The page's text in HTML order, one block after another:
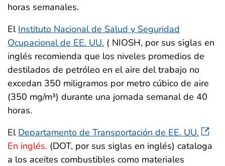
horas semanales.
El Instituto Nacional de Salud y Seguridad
Ocupacional de EE. UU. ( NIOSH, por sus siglas en
inglés recomienda que los niveles promedios de
destilados de petróleo en el aire del trabajo no
excedan 350 miligramos por metro cúbico de aire
(350 mg/m³) durante una jornada semanal de 40
horas.
El Departamento de Transportación de EE. UU.
En inglés. (DOT, por sus siglas en inglés) cataloga
a los aceites combustibles como materiales